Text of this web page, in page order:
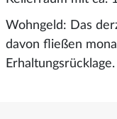
Wohngeld: Das
davon fließen
Erhaltungsrücklage.